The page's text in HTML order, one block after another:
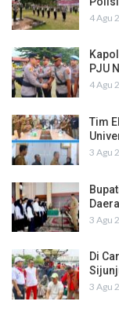
4 Agu
PJU
4 Agu
Tim
3 Agu
3 Agu
Di
3 Agu